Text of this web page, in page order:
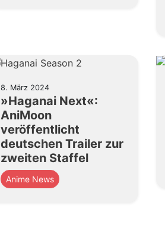
8. März 2024
»Haganai Next«:
AniMoon
veröffentlicht
deutschen Trailer zur
zweiten Staffel
Anime News